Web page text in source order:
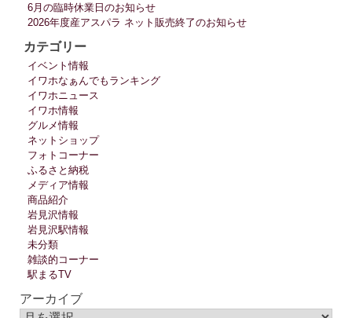
6月の臨時休業日のお知らせ
2026年度産アスパラ ネット販売終了のお知らせ
カテゴリー
イベント情報
イワホなぁんでもランキング
イワホニュース
イワホ情報
グルメ情報
ネットショップ
フォトコーナー
ふるさと納税
メディア情報
商品紹介
岩見沢情報
岩見沢駅情報
未分類
雑談的コーナー
駅まるTV
アーカイブ